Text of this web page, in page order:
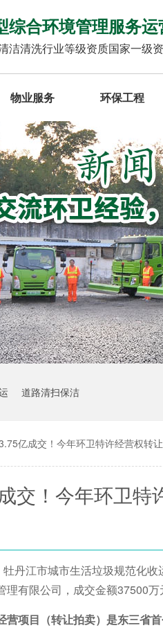
综合环境管理服务运
洁清洗行业等级资质国家一级
物业服务 环保工程
道路清扫保洁
亿成交！今年环卫特许经营权转
交！今年环卫
丹江市城市生活垃圾规范化
有限公司，成交金额37500
项目（转让拍卖）是东三省